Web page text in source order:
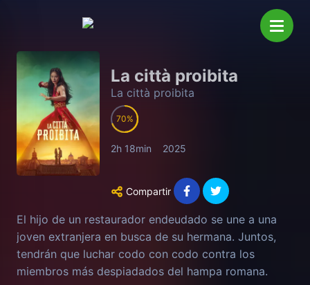
La città proibita
La città proibita
70
2h 18min 2025
Compartir
El hijo de un restaurador endeudado se une a una
joven extranjera en busca de su hermana. Juntos,
tendrán que luchar codo con codo contra los
miembros más despiadados del hampa romana.